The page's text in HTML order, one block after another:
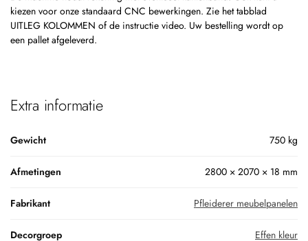
kiezen voor onze standaard CNC bewerkingen. Zie het tabblad
UITLEG KOLOMMEN of de instructie video. Uw bestelling wordt op
een pallet afgeleverd.
Extra informatie
Gewicht 750 kg
Afmetingen 2800 × 2070 × 18 mm
Fabrikant Pfleiderer meubelpanelen
Decorgroep Effen kleur